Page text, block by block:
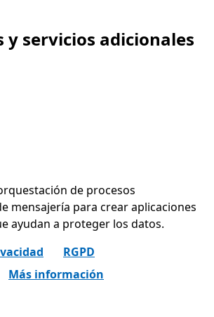
y servicios adicionales
de procesos
mensajería para crear aplicaciones
ayudan a proteger los datos.
RGPD
Más información